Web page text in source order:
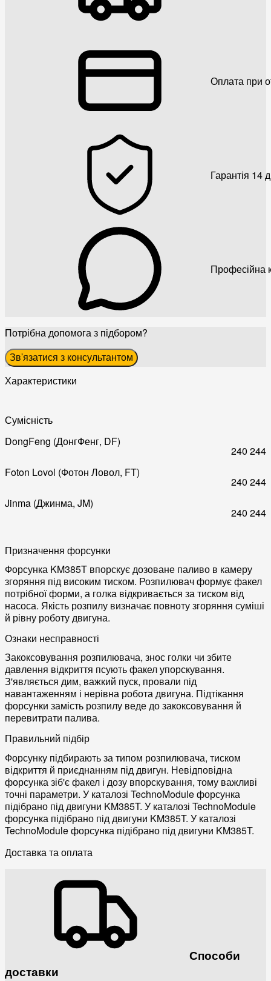
Оплата при
Гарантія 14
Професійна
Потрібна допомога з підбором?
Зв'язатися з консультантом
Характеристики
Сумісність
DongFeng (ДонгФенг, DF)
240 244
Foton Lovol (Фотон Ловол, FT)
240 244
Jinma (Джинма, JM)
240 244
Призначення форсунки
Форсунка KM385T впорскує дозоване паливо в камеру
згоряння під високим тиском. Розпилювач формує факел
потрібної форми, а голка відкривається за тиском від
насоса. Якість розпилу визначає повноту згоряння суміші
й рівну роботу двигуна.
Ознаки несправності
Закоксовування розпилювача, знос голки чи збите
давлення відкриття псують факел упорскування.
З'являється дим, важкий пуск, провали під
навантаженням і нерівна робота двигуна. Підтікання
форсунки замість розпилу веде до закоксовування й
перевитрати палива.
Правильний підбір
Форсунку підбирають за типом розпилювача, тиском
відкриття й приєднанням під двигун. Невідповідна
форсунка зіб'є факел і дозу впорскування, тому важливі
точні параметри. У каталозі TechnoModule форсунка
підібрано під двигуни KM385T. У каталозі TechnoModule
форсунка підібрано під двигуни KM385T. У каталозі
TechnoModule форсунка підібрано під двигуни KM385T.
Доставка та оплата
Способи
доставки